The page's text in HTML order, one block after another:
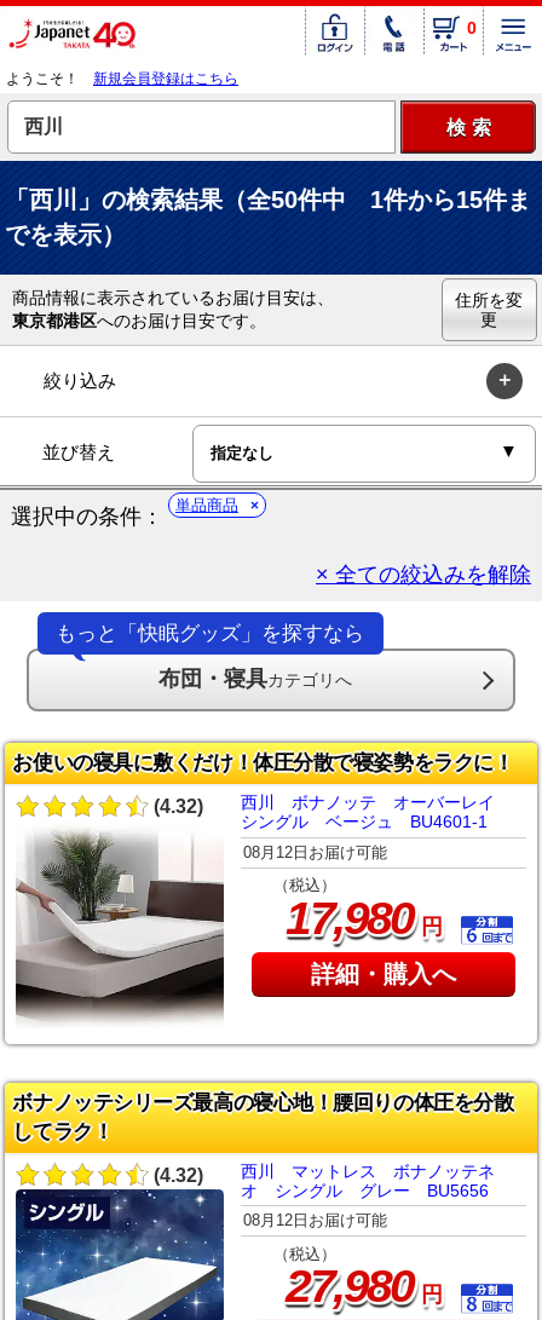
0
ようこそ！ 新規会員登録はこちら
「西川」の検索結果（全50件中 1件から15件ま
でを表示）
商品情報に表示されているお届け目安は、
東京都港区へのお届け目安です。
住所を変
更
絞り込み
並び替え
選択中の条件： 単品商品
× 全ての絞込みを解除
もっと「快眠グッズ」を探すなら
布団・寝具カテゴリへ
お使いの寝具に敷くだけ！体圧分散で寝姿勢をラクに！
(4.32)
西川 ボナノッテ オーバーレイ
シングル ベージュ BU4601-1
08月12日お届け可能
（税込）
17,980円
詳細・購入へ
ボナノッテシリーズ最高の寝心地！腰回りの体圧を分散
してラク！
(4.32)
西川 マットレス ボナノッテネ
オ シングル グレー BU5656
08月12日お届け可能
（税込）
27,980円